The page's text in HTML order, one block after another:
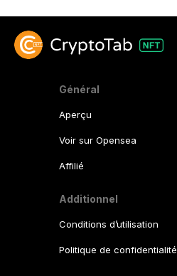
Général
Aperçu
Voir sur Opensea
Affilié
Additionnel
Conditions d’utilisation
Politique de confidentialité